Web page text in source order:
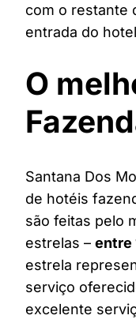
com o restante
entrada do
O
Santana Dos
de hotéis
são feitas pelo
estrelas – entre
estrela
serviço
excelente